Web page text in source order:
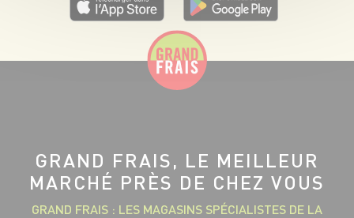
GRAND FRAIS, LE MEILLEUR
MARCHÉ PRÈS DE CHEZ VOUS
GRAND FRAIS : LES MAGASINS SPÉCIALISTES DE LA